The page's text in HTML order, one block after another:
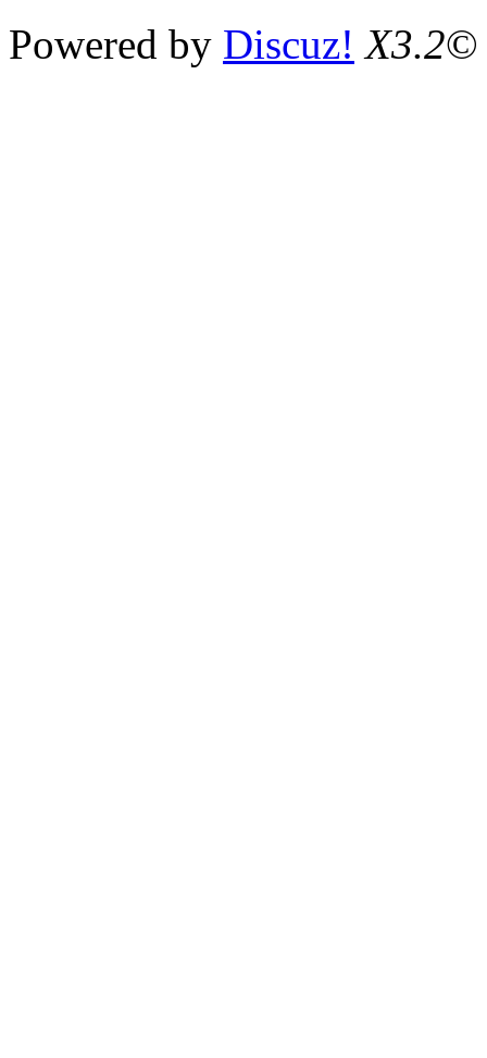
Powered by Discuz! X3.2©